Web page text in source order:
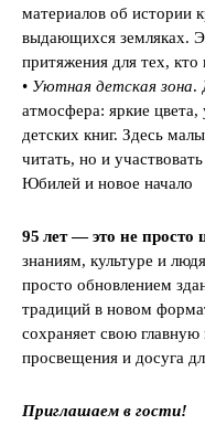
материалов об истории
выдающихся земляках.
притяжения для тех,
• Уютная детская зона.
атмосфера: яркие
детских книг. Здесь
читать, но и
Юбилей и новое начало
95 лет — это не просто
знаниям, культуре и
просто обновлением
традиций в новом
сохраняет свою
просвещения и досуга
Приглашаем в гости!